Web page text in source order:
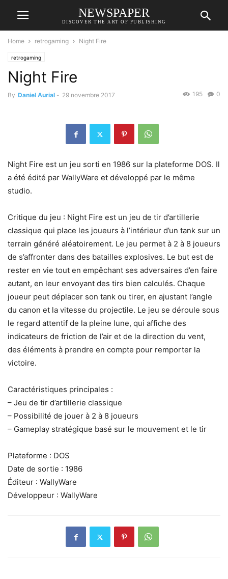
NEWSPAPER
DISCOVER THE ART OF PUBLISHING
Home retrogaming Night Fire
retrogaming
Night Fire
By Daniel Aurial - 29 novembre 2017 0
195
Night Fire est un jeu sorti en 1986 sur la plateforme DOS. Il
a été édité par WallyWare et développé par le même
studio.
Critique du jeu : Night Fire est un jeu de tir d’artillerie
classique qui place les joueurs à l’intérieur d’un tank sur un
terrain généré aléatoirement. Le jeu permet à 2 à 8 joueurs
de s’affronter dans des batailles explosives. Le but est de
rester en vie tout en empêchant ses adversaires d’en faire
autant, en leur envoyant des tirs bien calculés. Chaque
joueur peut déplacer son tank ou tirer, en ajustant l’angle
du canon et la vitesse du projectile. Le jeu se déroule sous
le regard attentif de la pleine lune, qui affiche des
indicateurs de friction de l’air et de la direction du vent,
des éléments à prendre en compte pour remporter la
victoire.
Caractéristiques principales :
– Jeu de tir d’artillerie classique
– Possibilité de jouer à 2 à 8 joueurs
– Gameplay stratégique basé sur le mouvement et le tir
Plateforme : DOS
Date de sortie : 1986
Éditeur : WallyWare
Développeur : WallyWare